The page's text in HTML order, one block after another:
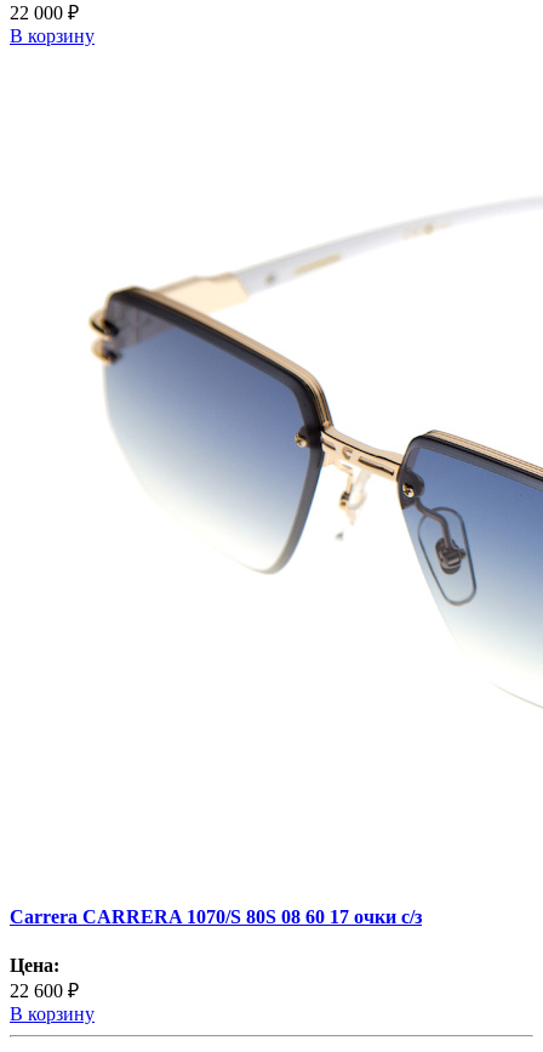
22 000 ₽
В корзину
Carrera CARRERA 1070/S 80S 08 60 17 очки с/з
Цена:
22 600 ₽
В корзину